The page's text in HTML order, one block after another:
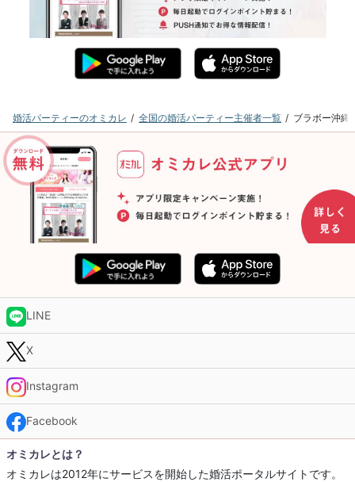
婚活パーティーのオミカレ 全国の婚活パーティー主催者一覧 ブラボー沖縄
LINE
X
Instagram
Facebook
オミカレとは？
オミカレは2012年にサービスを開始した婚活ポータルサイトです。